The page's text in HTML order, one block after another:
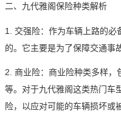
二、九代雅阁保险种类解析
1. 交强险：作为车辆上路的
的。它主要是为了保障交通事
2. 商业险：商业险种类多样
等。对于九代雅阁这类热门车
险，以应对可能的车辆损坏或